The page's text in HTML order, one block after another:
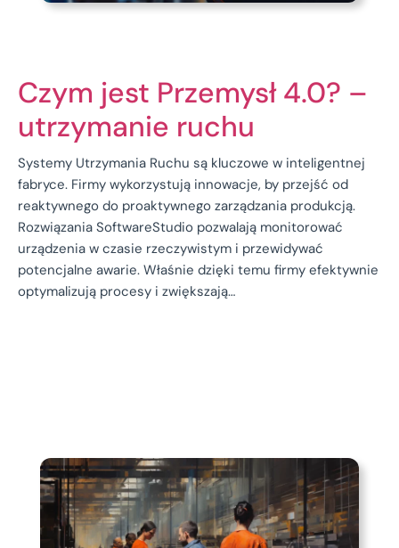
Czym jest Przemysł 4.0? –
utrzymanie ruchu
Systemy Utrzymania Ruchu są kluczowe w inteligentnej
fabryce. Firmy wykorzystują innowacje, by przejść od
reaktywnego do proaktywnego zarządzania produkcją.
Rozwiązania SoftwareStudio pozwalają monitorować
urządzenia w czasie rzeczywistym i przewidywać
potencjalne awarie. Właśnie dzięki temu firmy efektywnie
optymalizują procesy i zwiększają…